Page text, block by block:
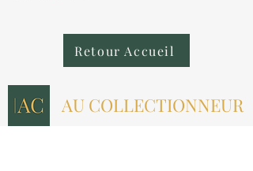
Retour Accueil
AU COLLECTIONNEUR